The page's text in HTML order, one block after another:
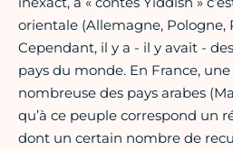
orientale (Allemagne, Pologne,
Cependant, il y a - il y avait -
pays du monde. En France,
nombreuse des pays arabes
qu’à ce peuple correspond un
dont un certain nombre de